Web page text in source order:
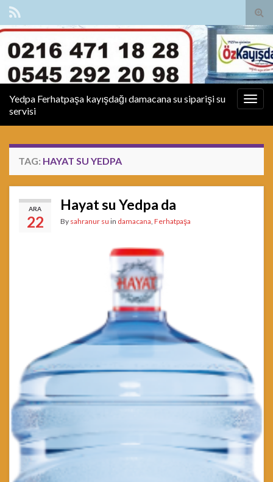
Yedpa Ferhatpaşa kayışdağı damacana su siparişi su
servisi
TAG: HAYAT SU YEDPA
ARA
22
Hayat su Yedpa da
By sahranur su in damacana Ferhatpaşa